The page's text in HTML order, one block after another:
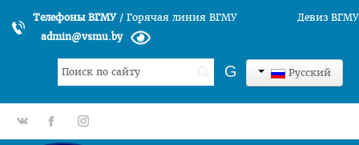
Телефоны ВГМУ/ Горячая линия ВГМУ
Девиз ВГМУ
admin@vsmu.by
Русский
Искать... G
gp fb tt